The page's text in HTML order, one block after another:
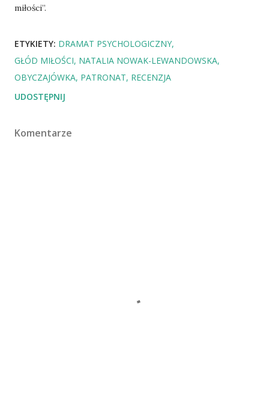
miłości”.
ETYKIETY: DRAMAT PSYCHOLOGICZNY
GŁÓD MIŁOŚCI NATALIA NOWAK-LEWANDOWSKA
OBYCZAJÓWKA PATRONAT RECENZJA
UDOSTĘPNIJ
Komentarze